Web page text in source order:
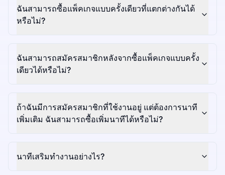
ฉันสามารถซื้อแพ็คเกจแบบครั้งเดียวที่แตกต่างกันได้
หรือไม่?
ฉันสามารถสมัครสมาชิกหลังจากซื้อแพ็คเกจแบบครั้ง
เดียวได้หรือไม่?
ถ้าฉันมีการสมัครสมาชิกที่ใช้งานอยู่ แต่ต้องการนาที
เพิ่มเติม ฉันสามารถซื้อเพิ่มนาทีได้หรือไม่?
นาทีเสริมทำงานอย่างไร?